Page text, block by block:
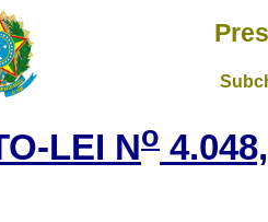
LEI No